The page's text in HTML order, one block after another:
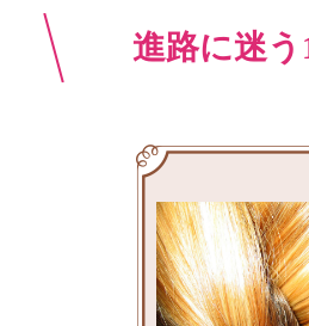
進路に迷う